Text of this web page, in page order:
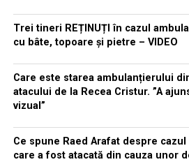
Trei tineri REȚINUȚI în cazul
cu bâte, topoare și pietre – VIDEO
Care este starea ambulanțierului
atacului de la Recea Cristur. ”A
vizual”
Ce spune Raed Arafat despre
care a fost atacată din cauza unor